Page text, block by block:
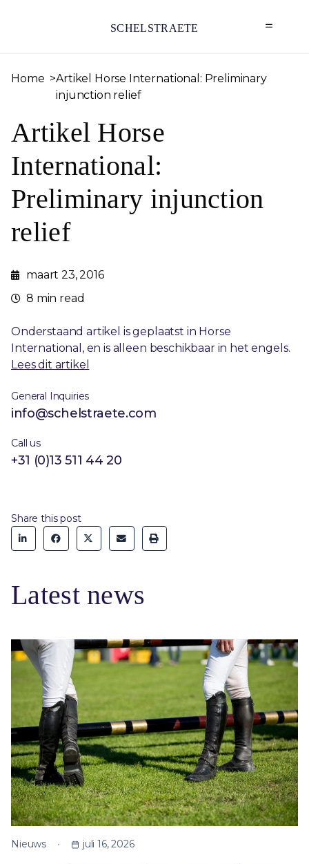
SCHELSTRAETE
Home
Artikel Horse International: Preliminary
injunction relief
Artikel Horse
International:
Preliminary injunction
relief
maart 23, 2016
8 min read
Onderstaand artikel is geplaatst in Horse
International, en is alleen beschikbaar in het engels.
Lees dit artikel
General Inquiries
info@schelstraete.com
Call us
+31 (0)13 511 44 20
Share this post
Latest news
Nieuws juli 16, 2026